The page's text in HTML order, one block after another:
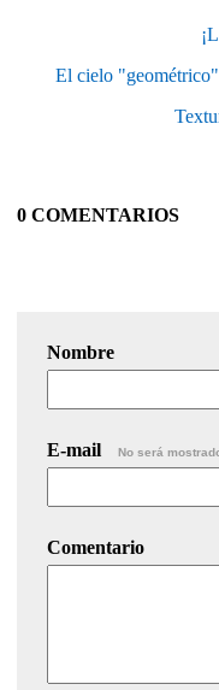
El cielo
0 COMENTARIOS
Nombre
E-mail No será
Comentario